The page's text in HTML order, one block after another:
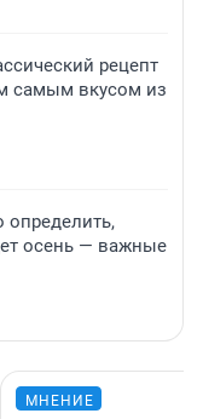
рецепт
самым вкусом из
определить,
осень — важные
МНЕНИЕ